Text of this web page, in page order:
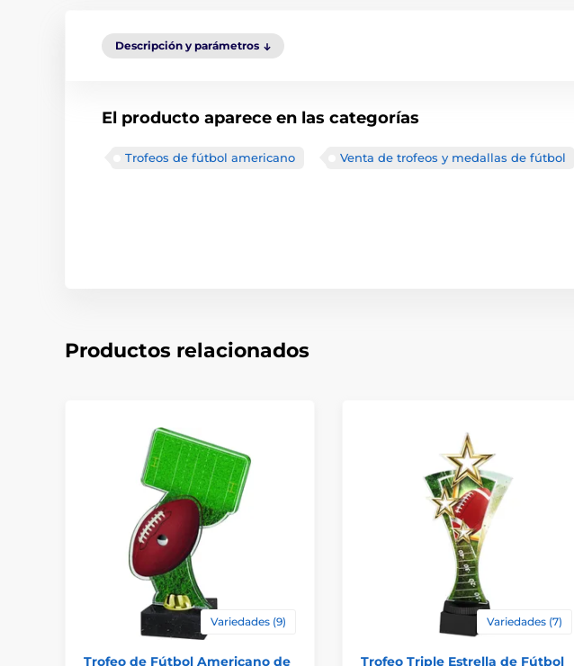
Descripción y parámetros
El producto aparece en las categorías
Trofeos de fútbol americano Venta de trofeos y medallas de fútbol
Productos relacionados
Variedades (9)
Trofeo de Fútbol Americano de
Variedades (7)
Trofeo Triple Estrella de Fútbol